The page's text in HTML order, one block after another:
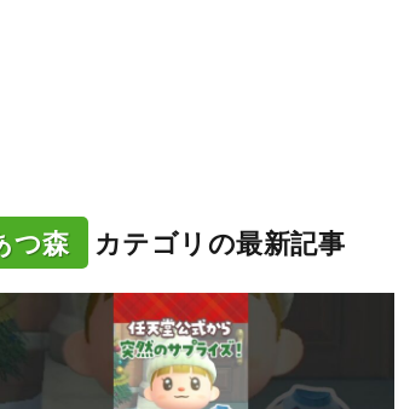
つ森 カテゴリの最新記事